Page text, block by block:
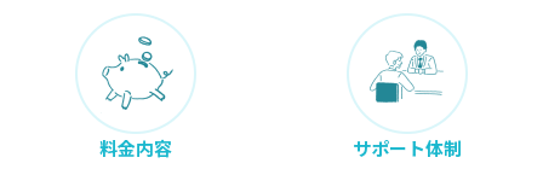
料金内容 サポート体制